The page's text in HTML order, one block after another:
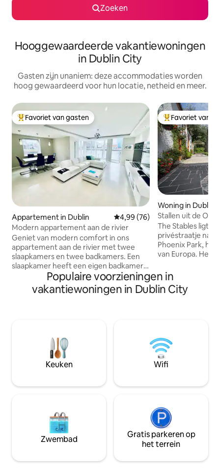
Zoeken
Hooggewaardeerde vakantiewoningen
in Dublin City
Gasten zijn unaniem: deze accommodaties worden
hoog gewaardeerd voor hun locatie, netheid en meer.
Topfavoriet van gasten
Favoriet van gasten
Appartement in Dublin Gemiddelde beoordeling van
4,99 (76)
Modern appartement aan de rivier
Geniet van modern comfort in ons
appartement aan de rivier met twee
slaapkamers en twee badkamers. Een
slaapkamer heeft een eigen badkamer
en de tweede kijkt uit op de rivier. De
open woonkamer, keuken en eethoek
bieden een panoramisch uitzicht en een
voor beveiliging, wordt niet bewaakt en
de beelden zijn alleen toegankelijk in
noodgevallen of als Airbnb daarom
vraagt. Alleen gasten die op de boeking
Topfavoriet van
Favoriet van
Woning in Dublin
Stallen uit de
zwembad en
The Stables ligt
privéstraatje
Phoenix Park,
van Europa. Het
Gasten hebben
schilderachtige
in deze
van de
omgeving is goed
die op 100 meter
Populaire voorzieningen in
vakantiewoningen in Dublin City
Keuken Wifi
Zwembad
Gratis parkeren op
het terrein